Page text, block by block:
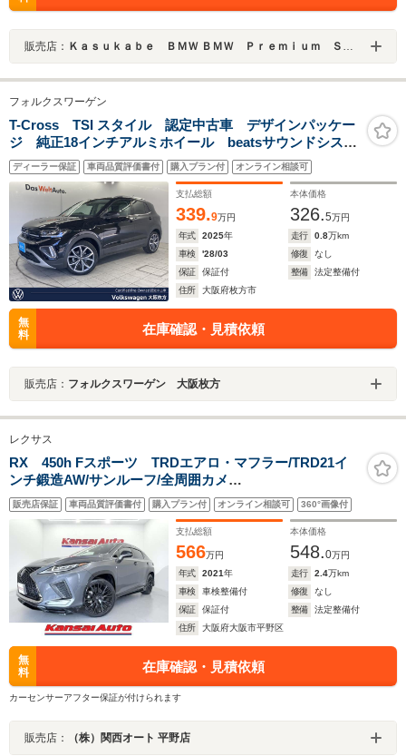
販売店： Ｋａｓｕｋａｂｅ ＢＭＷ ＢＭＷ Ｐｒｅｍｉｕｍ Ｓｅｌｅｃｔｉｏｎ 春日部
フォルクスワーゲン
T-Cross TSI スタイル 認定中古車 デザインパッケー
ジ 純正18インチアルミホイール beatsサウンドシステ
ム マトリックスLEDヘッドランプ オールインセーフテ
ィ デジタルコックピットプロ シートヒーター スマ
ートエントリー
ディーラー保証 車両品質評価書付 購入プラン付 オンライン相談可
支払総額
339.9万円
本体価格
326.5万円
年式
2025年 走行 0.8万km
車検
'28/03 修復
なし
保証
保証付 整備
法定整備付
住所
大阪府枚方市
無
料
在庫確認・見積依頼
販売店： フォルクスワーゲン 大阪枚方
レクサス
RX 450h Fスポーツ TRDエアロ・マフラー/TRD21イ
ンチ鍛造AW/サンルーフ/全周囲カメ
ラ/HUD/BSM/ETC2.0/黒革シート/前後席シートヒーター/
ベンチレーション/後席電動可倒/前後ドラレコ/ワンオーナ
ー/寒冷地仕様
販売店保証 車両品質評価書付 購入プラン付 オンライン相談可 360°画像付
支払総額
566万円
本体価格
548.0万円
年式
2021年 走行 2.4万km
車検
車検整備付 修復
なし
保証
保証付 整備
法定整備付
住所
大阪府大阪市平野区
無
料
在庫確認・見積依頼
カーセンサーアフター保証が付けられます
販売店： （株）関西オート 平野店